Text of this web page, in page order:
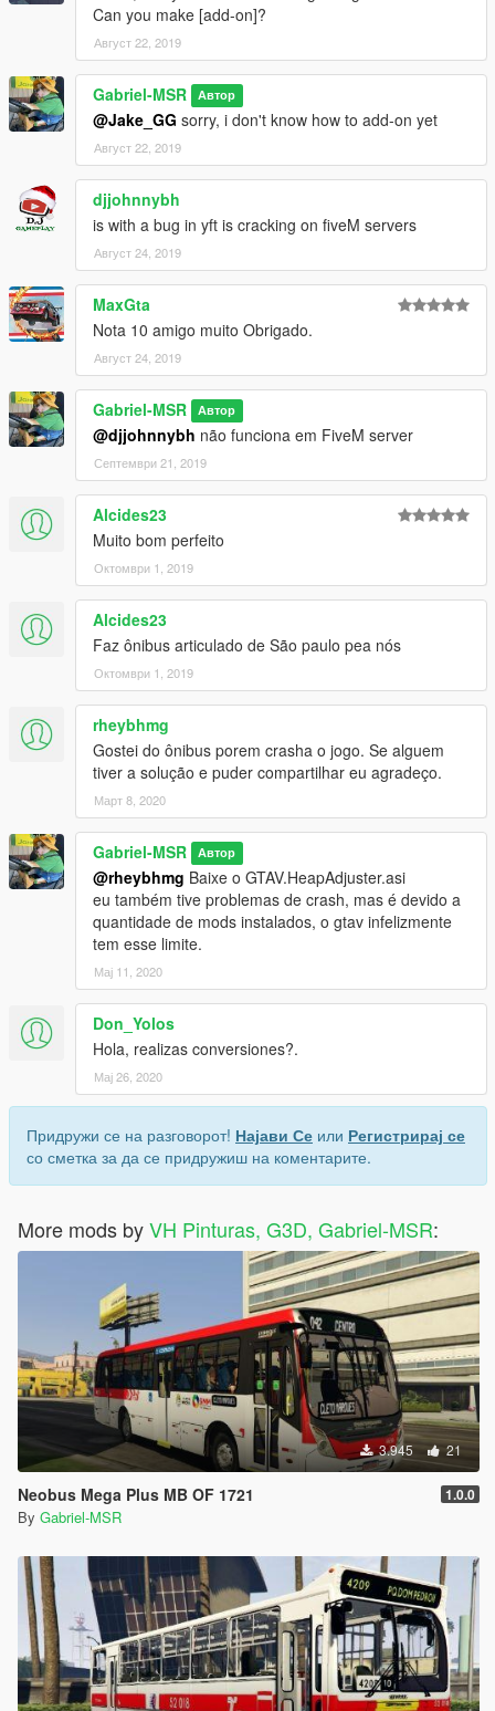
PackfileLimitAdjuster
I recommend to use
https://pt.gta5-mods.com/tools/heapadjuster
https://pt.gta5-mods.com/tools/packfile-limit-adjuster
Can you make [add-on]?
Август 22, 2019
Gabriel-MSR Автор
@Jake_GG sorry, i don't know how to add-on yet
Август 22, 2019
djjohnnybh
is with a bug in yft is cracking on fiveM servers
Август 24, 2019
MaxGta
Nota 10 amigo muito Obrigado.
Август 24, 2019
Gabriel-MSR Автор
@djjohnnybh não funciona em FiveM server
Септември 21, 2019
Alcides23
Muito bom perfeito
Октомври 1, 2019
Alcides23
Faz ônibus articulado de São paulo pea nós
Октомври 1, 2019
rheybhmg
Gostei do ônibus porem crasha o jogo. Se alguem
tiver a solução e puder compartilhar eu agradeço.
Март 8, 2020
Gabriel-MSR Автор
@rheybhmg Baixe o GTAV.HeapAdjuster.asi
eu também tive problemas de crash, mas é devido a
quantidade de mods instalados, o gtav infelizmente
tem esse limite.
Мај 11, 2020
Don_Yolos
Hola, realizas conversiones?.
Мај 26, 2020
Придружи се на разговорот! Најави Се или Регистрирај се
со сметка за да се придружиш на коментарите.
More mods byVH Pinturas, G3D, Gabriel-MSR:
3.945 21
Neobus Mega Plus MB OF 1721 1.0.0
By Gabriel-MSR